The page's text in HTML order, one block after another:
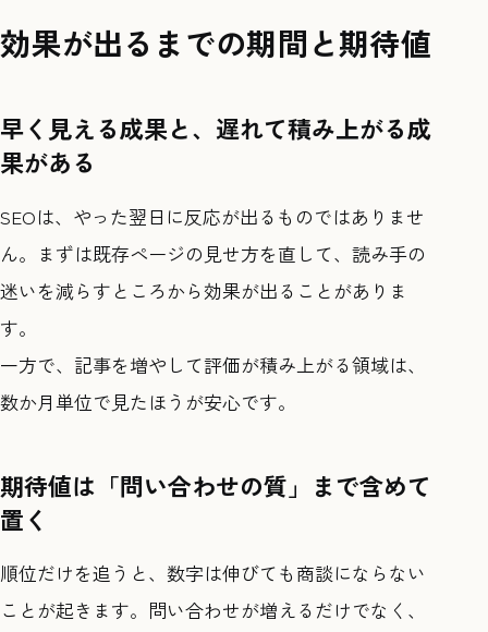
効果が出るまでの期間と期待値
早く見える成果と、遅れて積み上がる成
果がある
SEOは、やった翌日に反応が出るものではありませ
ん。まずは既存ページの見せ方を直して、読み手の
迷いを減らすところから効果が出ることがありま
す。
一方で、記事を増やして評価が積み上がる領域は、
数か月単位で見たほうが安心です。
期待値は「問い合わせの質」まで含めて
置く
順位だけを追うと、数字は伸びても商談にならない
ことが起きます。問い合わせが増えるだけでなく、